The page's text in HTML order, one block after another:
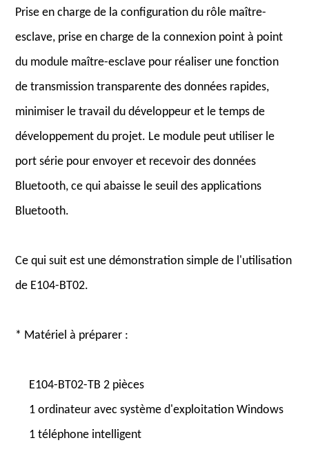
Prise en charge de la configuration du rôle maître-
esclave, prise en charge de la connexion point à point
du module maître-esclave pour réaliser une fonction
de transmission transparente des données rapides,
minimiser le travail du développeur et le temps de
développement du projet. Le module peut utiliser le
port série pour envoyer et recevoir des données
Bluetooth, ce qui abaisse le seuil des applications
Bluetooth.
Ce qui suit est une démonstration simple de l'utilisation
de E104-BT02.
* Matériel à préparer :
E104-BT02-TB 2 pièces
1 ordinateur avec système d'exploitation Windows
1 téléphone intelligent